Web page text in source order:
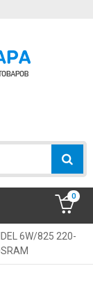
0
6W/825 220-